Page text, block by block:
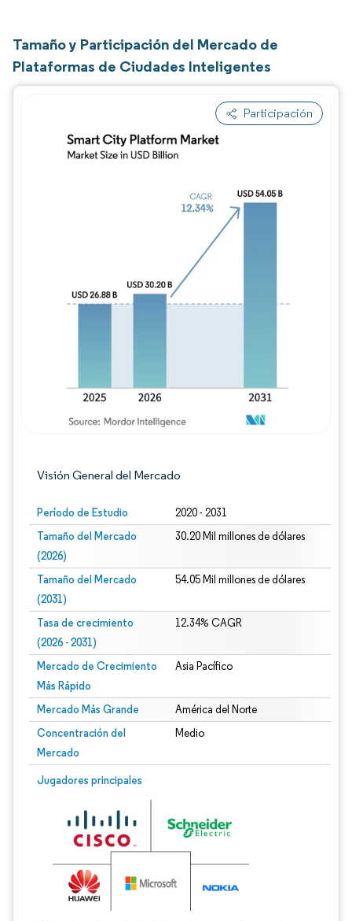
Tamaño y Participación del Mercado de
Plataformas de Ciudades Inteligentes
Participación
Visión General del Mercado
Período de Estudio 2020 - 2031
Tamaño del Mercado
(2026)
30.20 Mil millones de dólares
Tamaño del Mercado
(2031)
54.05 Mil millones de dólares
Tasa de crecimiento
(2026 - 2031)
12.34% CAGR
Mercado de Crecimiento
Más Rápido
Asia Pacífico
Mercado Más Grande América del Norte
Concentración del
Mercado
Medio
Jugadores principales
Imagen © Mordor Intelligence. El uso requiere atribución según CC BY 4.0.
Imagen © Mordor Intelligence. El uso